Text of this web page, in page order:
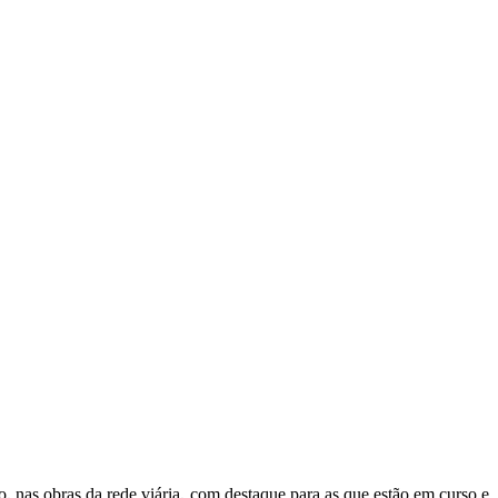
obras da rede viária, com destaque para as que estão em curso e